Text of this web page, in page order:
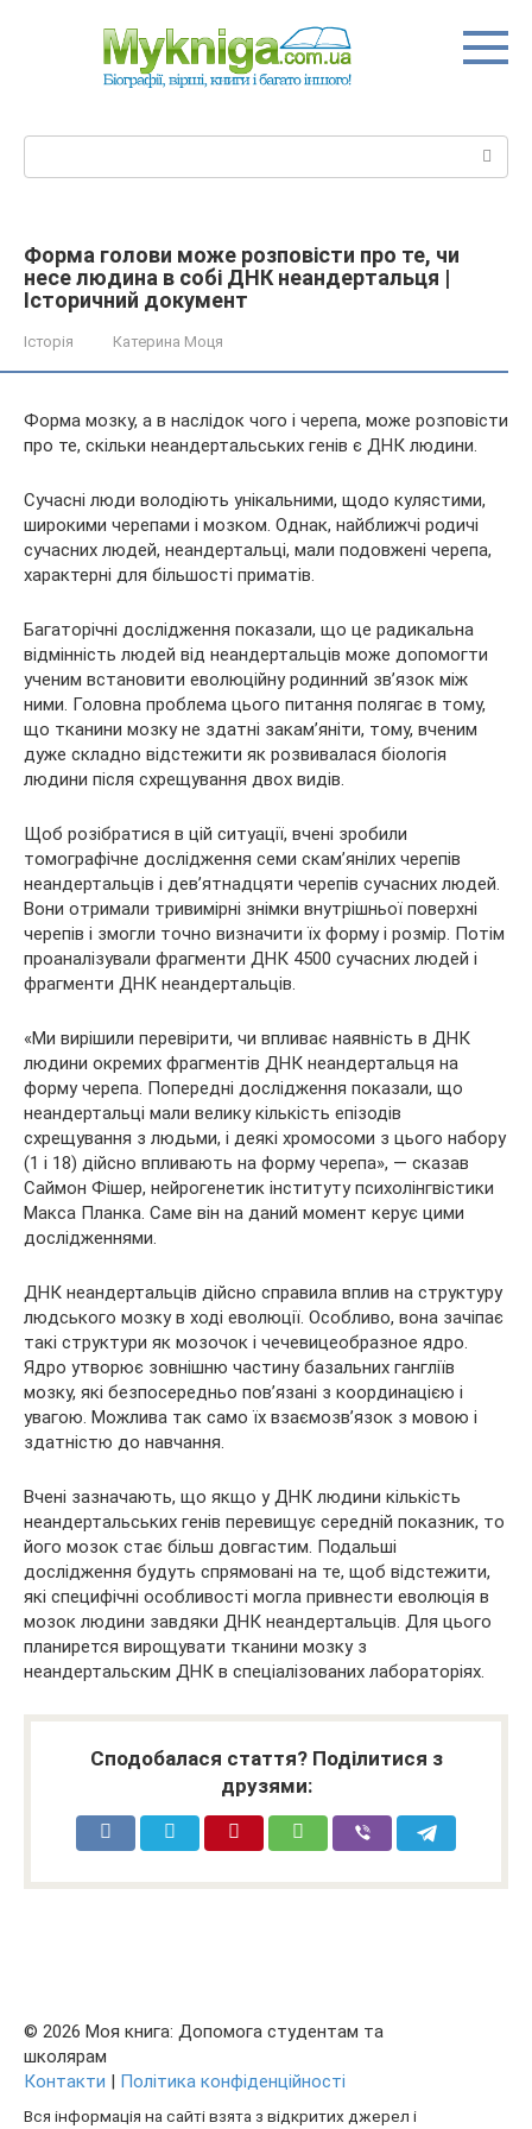
Форма голови може розповісти про те, чи
несе людина в собі ДНК неандертальця |
Історичний документ
Історія Катерина Моця
Форма мозку, а в наслідок чого і черепа, може розповісти
про те, скільки неандертальських генів є ДНК людини.
Сучасні люди володіють унікальними, щодо кулястими,
широкими черепами і мозком. Однак, найближчі родичі
сучасних людей, неандертальці, мали подовжені черепа,
характерні для більшості приматів.
Багаторічні дослідження показали, що це радикальна
відмінність людей від неандертальців може допомогти
ученим встановити еволюційну родинний зв’язок між
ними. Головна проблема цього питання полягає в тому,
що тканини мозку не здатні закам’яніти, тому, вченим
дуже складно відстежити як розвивалася біологія
людини після схрещування двох видів.
Щоб розібратися в цій ситуації, вчені зробили
томографічне дослідження семи скам’янілих черепів
неандертальців і дев’ятнадцяти черепів сучасних людей.
Вони отримали тривимірні знімки внутрішньої поверхні
черепів і змогли точно визначити їх форму і розмір. Потім
проаналізували фрагменти ДНК 4500 сучасних людей і
фрагменти ДНК неандертальців.
«Ми вирішили перевірити, чи впливає наявність в ДНК
людини окремих фрагментів ДНК неандертальця на
форму черепа. Попередні дослідження показали, що
неандертальці мали велику кількість епізодів
схрещування з людьми, і деякі хромосоми з цього набору
(1 і 18) дійсно впливають на форму черепа», — сказав
Саймон Фішер, нейрогенетик інституту психолінгвістики
Макса Планка. Саме він на даний момент керує цими
дослідженнями.
ДНК неандертальців дійсно справила вплив на структуру
людського мозку в ході еволюції. Особливо, вона зачіпає
такі структури як мозочок і чечевицеобразное ядро.
Ядро утворює зовнішню частину базальних гангліїв
мозку, які безпосередньо пов’язані з координацією і
увагою. Можлива так само їх взаємозв’язок з мовою і
здатністю до навчання.
Вчені зазначають, що якщо у ДНК людини кількість
неандертальських генів перевищує середній показник, то
його мозок стає більш довгастим. Подальші
дослідження будуть спрямовані на те, щоб відстежити,
які специфічні особливості могла привнести еволюція в
мозок людини завдяки ДНК неандертальців. Для цього
планирется вирощувати тканини мозку з
неандертальским ДНК в спеціалізованих лабораторіях.
Сподобалася стаття? Поділитися з
друзями:
© 2026 Моя книга: Допомога студентам та
школярам
Контакти | Політика конфіденційності
Вся інформація на сайті взята з відкритих джерел і